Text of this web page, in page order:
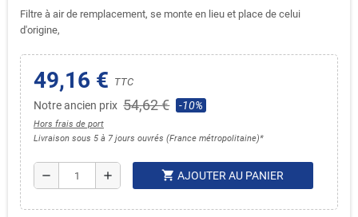
Filtre à air de remplacement, se monte en lieu et place de celui
d'origine,
49,16 € TTC
Notre ancien prix 54,62 € -10%
Hors frais de port
Livraison sous 5 à 7 jours ouvrés (France métropolitaine)*
remove add shopping_cart AJOUTER AU PANIER